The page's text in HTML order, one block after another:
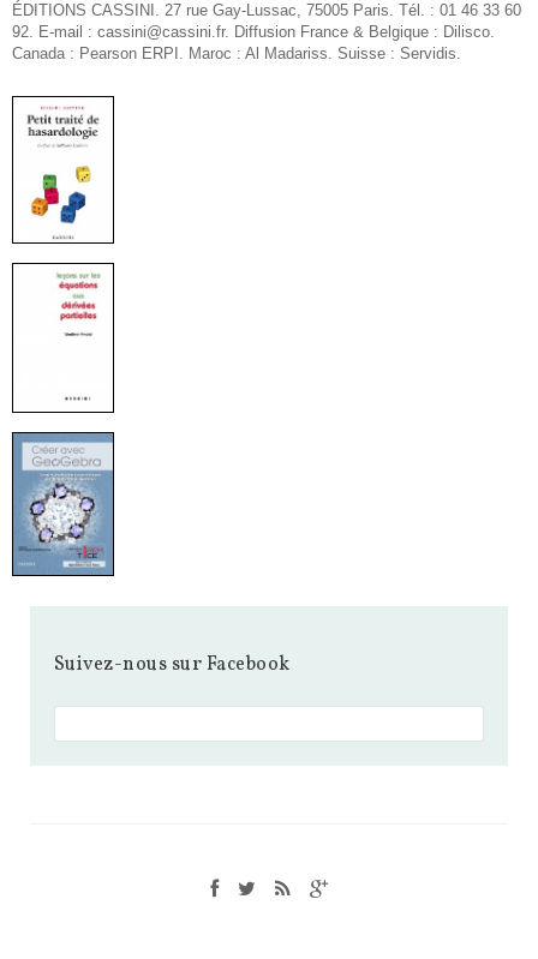
ÉDITIONS CASSINI. 27 rue Gay-Lussac, 75005 Paris. Tél. : 01 46 33 60
92. E-mail : cassini@cassini.fr. Diffusion France & Belgique : Dilisco.
Canada : Pearson ERPI. Maroc : Al Madariss. Suisse : Servidis.
Suivez-nous sur Facebook